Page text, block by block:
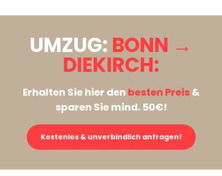
UMZUG: BONN →
DIEKIRCH:
Erhalten Sie hier den besten Preis&
sparen Sie mind. 50€!
Kostenlos & unverbindlich anfragen!